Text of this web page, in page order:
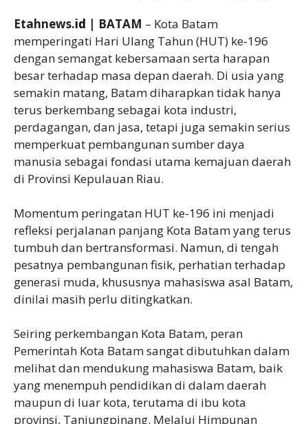
Etahnews.id | BATAM – Kota Batam
memperingati Hari Ulang Tahun (HUT) ke-196
dengan semangat kebersamaan serta harapan
besar terhadap masa depan daerah. Di usia yang
semakin matang, Batam diharapkan tidak hanya
terus berkembang sebagai kota industri,
perdagangan, dan jasa, tetapi juga semakin serius
memperkuat pembangunan sumber daya
manusia sebagai fondasi utama kemajuan daerah
di Provinsi Kepulauan Riau.
Momentum peringatan HUT ke-196 ini menjadi
refleksi perjalanan panjang Kota Batam yang terus
tumbuh dan bertransformasi. Namun, di tengah
pesatnya pembangunan fisik, perhatian terhadap
generasi muda, khususnya mahasiswa asal Batam,
dinilai masih perlu ditingkatkan.
Seiring perkembangan Kota Batam, peran
Pemerintah Kota Batam sangat dibutuhkan dalam
melihat dan mendukung mahasiswa Batam, baik
yang menempuh pendidikan di dalam daerah
maupun di luar kota, terutama di ibu kota
provinsi, Tanjungpinang. Melalui Himpunan